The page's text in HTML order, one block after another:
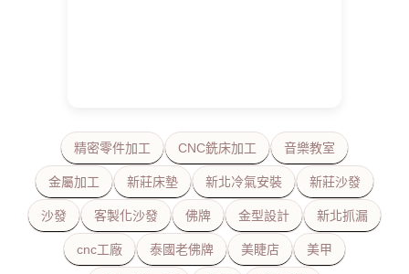
精密零件加工 CNC銑床加工 音樂教室
金屬加工 新莊床墊 新北冷氣安裝 新莊沙發
沙發 客製化沙發 佛牌 金型設計 新北抓漏
cnc工廠 泰國老佛牌 美睫店 美甲